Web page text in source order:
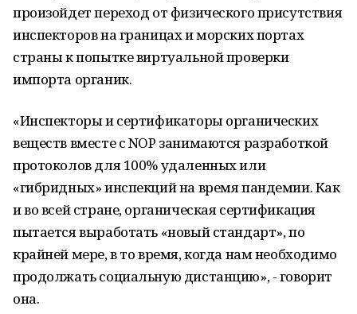
произойдет переход от физического присутствия
инспекторов на границах и морских портах
страны к попытке виртуальной проверки
импорта органик.
«Инспекторы и сертификаторы органических
веществ вместе с NOP занимаются разработкой
протоколов для 100% удаленных или
«гибридных» инспекций на время пандемии. Как
и во всей стране, органическая сертификация
пытается выработать «новый стандарт», по
крайней мере, в то время, когда нам необходимо
продолжать социальную дистанцию», - говорит
она.